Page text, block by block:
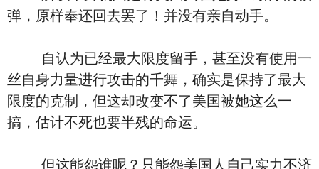
弹，原样奉还回去罢了！并没有亲自动手。
自认为已经最大限度留手，甚至没有使用一
丝自身力量进行攻击的千舞，确实是保持了最大
限度的克制，但这却改变不了美国被她这么一
搞，估计不死也要半残的命运。
但这能怨谁呢？只能怨美国人自己实力不济